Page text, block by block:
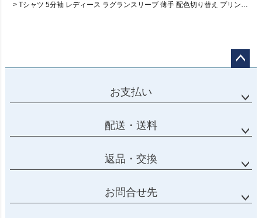
Tシャツ 5分袖 レディース ラグランスリーブ 薄手 配色切り替え プリント コットン ポリエステル スラブ 涼しい 伸縮性 ゆったり 大きいサイズ 体型カバー カジュアル パティ GENTIL ジャンティ
お支払い
配送・送料
返品・交換
お問合せ先